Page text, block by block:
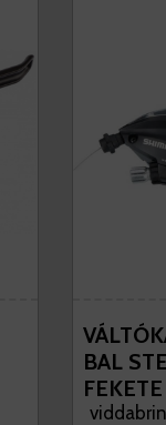
BAL
FEKETE